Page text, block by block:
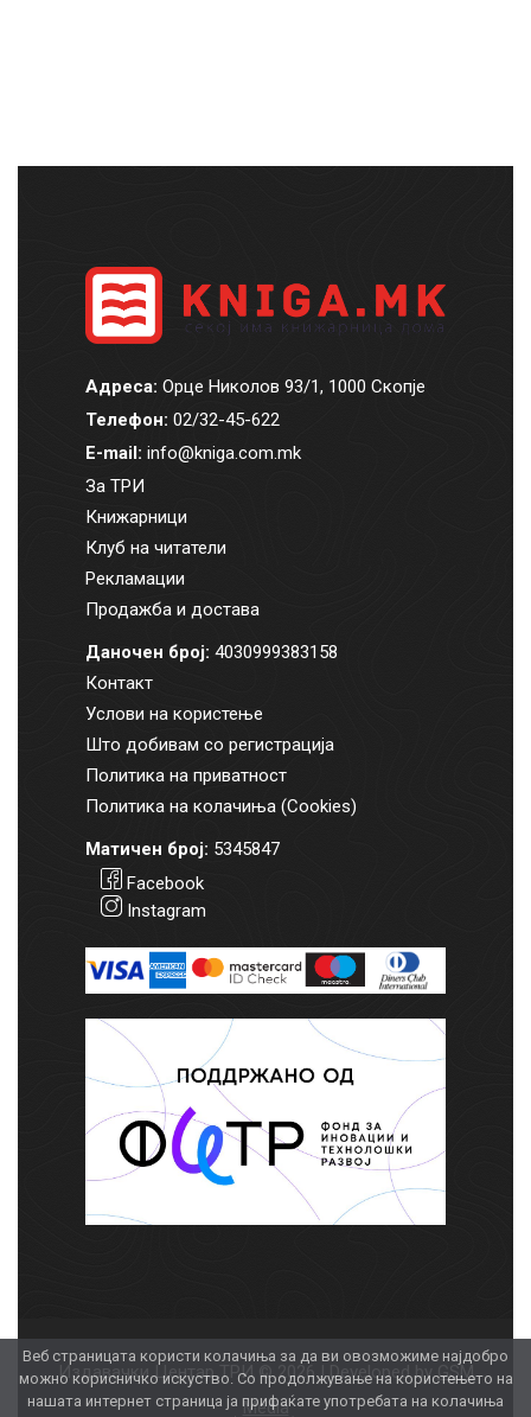
Веб страницата користи колачиња за да ви овозможиме најдобро
можно корисничко искуство. Со продолжување на користењето на
нашата интернет страница ја прифаќате употребата на колачиња
Адреса: Орце Николов 93/1, 1000 Скопје
Телефон: 02/32-45-622
E-mail: info@kniga.com.mk
За ТРИ
Книжарници
Клуб на читатели
Рекламации
Продажба и достава
Даночен број: 4030999383158
Контакт
Услови на користење
Што добивам со регистрација
Политика на приватност
Политика на колачиња (Cookies)
Матичен број: 5345847
Facebook
Instagram
Издавачки Центар ТРИ © 2026 | Developed byGSM
Media